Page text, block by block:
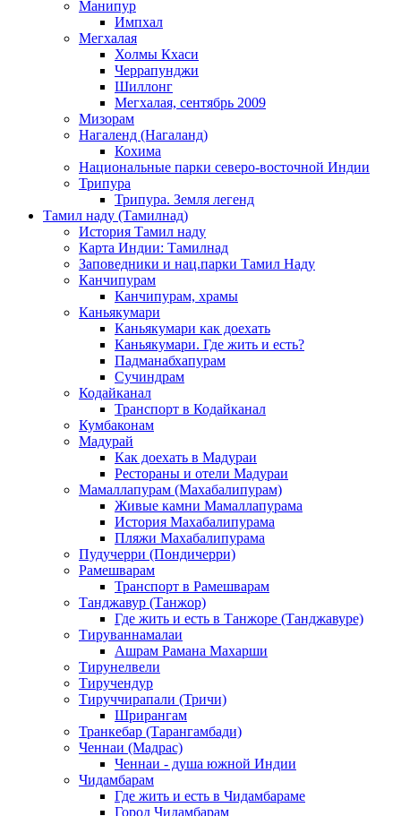
Манипур
Импхал
Мегхалая
Холмы Кхаси
Черрапунджи
Шиллонг
Мегхалая, сентябрь 2009
Мизорам
Нагаленд (Нагаланд)
Кохима
Национальные парки северо-восточной Индии
Трипура
Трипура. Земля легенд
Тамил наду (Тамилнад)
История Тамил наду
Карта Индии: Тамилнад
Заповедники и нац.парки Тамил Наду
Канчипурам
Канчипурам, храмы
Каньякумари
Каньякумари как доехать
Каньякумари. Где жить и есть?
Падманабхапурам
Сучиндрам
Кодайканал
Транспорт в Кодайканал
Кумбаконам
Мадурай
Как доехать в Мадураи
Рестораны и отели Мадураи
Мамаллапурам (Махабалипурам)
Живые камни Мамаллапурама
История Махабалипурама
Пляжи Махабалипурама
Пудучерри (Пондичерри)
Рамешварам
Транспорт в Рамешварам
Танджавур (Танжор)
Где жить и есть в Танжоре (Танджавуре)
Тируваннамалаи
Ашрам Рамана Махарши
Тирунелвели
Тиручендур
Тируччирапали (Тричи)
Шрирангам
Транкебар (Тарангамбади)
Ченнаи (Мадрас)
Ченнаи - душа южной Индии
Чидамбарам
Где жить и есть в Чидамбараме
Город Чидамбарам